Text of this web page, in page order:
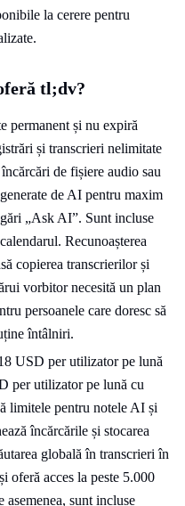
la cerere pentru
tl;dv?
permanent și nu expiră
și transcrieri nelimitate
de fișiere audio sau
de AI pentru maxim
„Ask AI”. Sunt incluse
Recunoașterea
copierea transcrierilor și
vorbitor necesită un plan
persoanele care doresc să
întâlniri.
USD per utilizator pe lună
per utilizator pe lună cu
limitele pentru notele AI și
încărcările și stocarea
globală în transcrieri în
oferă acces la peste 5.000
sunt incluse